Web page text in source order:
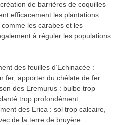
de barrières de coquilles
efficacement les plantations.
les carabes et les
à réguler les populations
des feuilles d’Echinacée :
fer, apporter du chélate de fer
des Eremurus : bulbe trop
trop profondément
des Erica : sol trop calcaire,
de la terre de bruyère